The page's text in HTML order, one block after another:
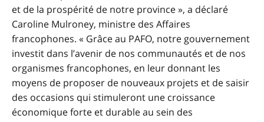
et de la prospérité de notre province », a déclaré
Caroline Mulroney, ministre des Affaires
francophones. « Grâce au PAFO, notre gouvernement
investit dans l’avenir de nos communautés et de nos
organismes francophones, en leur donnant les
moyens de proposer de nouveaux projets et de saisir
des occasions qui stimuleront une croissance
économique forte et durable au sein des